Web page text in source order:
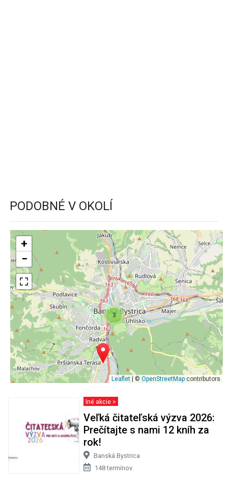
PODOBNÉ V OKOLÍ
3
+
−
Leaflet | © OpenStreetMap contributors
Iné akcie >
Veľká čitateľská výzva 2026:
Prečítajte s nami 12 kníh za
rok!
Banská Bystrica
148 termínov